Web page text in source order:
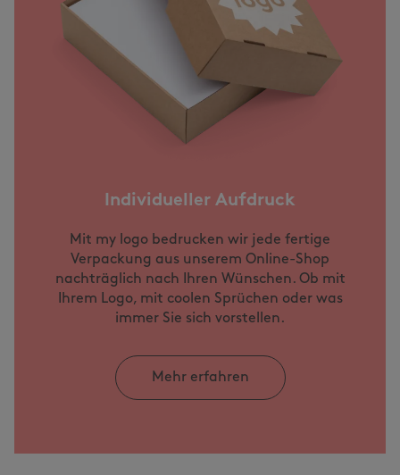
Individueller Aufdruck
Mit my logo bedrucken wir jede fertige
Verpackung aus unserem Online-Shop
nachträglich nach Ihren Wünschen. Ob mit
Ihrem Logo, mit coolen Sprüchen oder was
immer Sie sich vorstellen.
Mehr erfahren